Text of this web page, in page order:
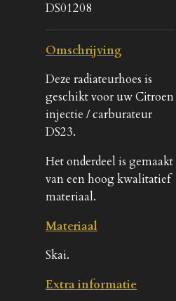
DS01208
Omschrijving
Deze radiateurhoes is
geschikt voor uw Citroen
injectie / carburateur
DS23.
Het onderdeel is gemaakt
van een hoog kwalitatief
materiaal.
Materiaal
Skai.
Extra informatie